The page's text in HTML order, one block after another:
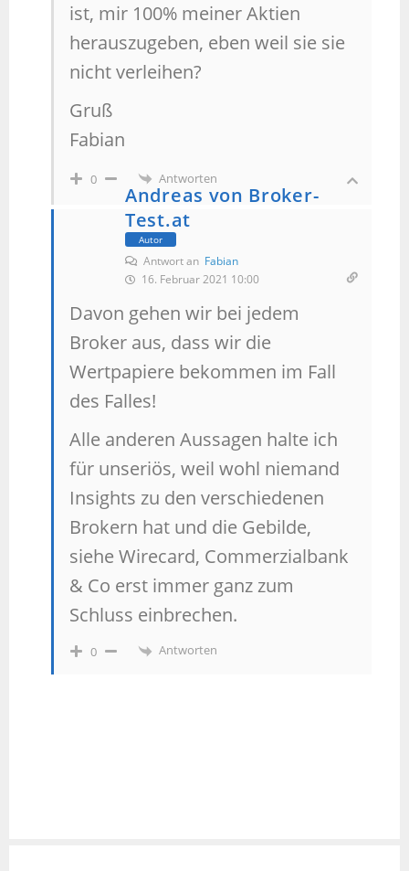
ist, mir 100% meiner Aktien
herauszugeben, eben weil sie sie
nicht verleihen?
Gruß
Fabian
0 Antworten
Andreas von Broker-
Test.at
Autor
Antwort an Fabian
16. Februar 2021 10:00
Davon gehen wir bei jedem
Broker aus, dass wir die
Wertpapiere bekommen im Fall
des Falles!
Alle anderen Aussagen halte ich
für unseriös, weil wohl niemand
Insights zu den verschiedenen
Brokern hat und die Gebilde,
siehe Wirecard, Commerzialbank
& Co erst immer ganz zum
Schluss einbrechen.
0 Antworten